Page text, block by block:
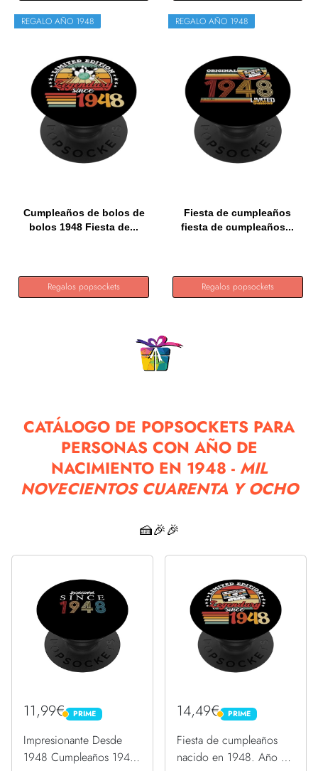
REGALO AÑO 1948
Cumpleaños de bolos de
bolos 1948 Fiesta de...
Regalos popsockets
REGALO AÑO 1948
Fiesta de cumpleaños
fiesta de cumpleaños...
Regalos popsockets
CATÁLOGO DE POPSOCKETS PARA
PERSONAS CON AÑO DE
NACIMIENTO EN 1948 - MIL
NOVECIENTOS CUARENTA Y OCHO
🍰🎉🎉
11,99€ PRIME
PRIME
Impresionante Desde
1948 Cumpleaños 1948
14,49€ PRIME
PRIME
Fiesta de cumpleaños
nacido en 1948. Año de